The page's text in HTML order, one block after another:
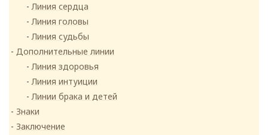
Линия сердца
Линия головы
Линия судьбы
Дополнительные линии
Линия здоровья
Линия интуиции
Линии брака и детей
Знаки
Заключение